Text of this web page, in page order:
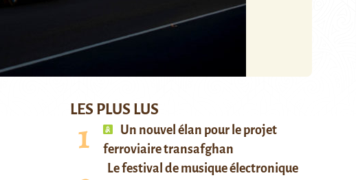
LES PLUS LUS
Un nouvel élan pour le projet
ferroviaire transafghan
Le festival de musique électronique